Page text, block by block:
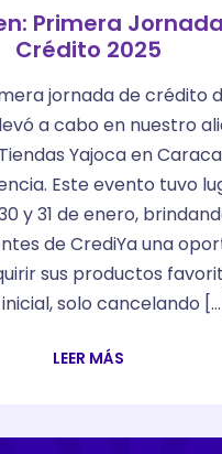
Primera
Crédito 2025
jornada de crédito
a cabo en nuestro
Yajoca en
Este evento tuvo
y 31 de enero,
de CrediYa una
sus productos
inicial, solo cancelando
LEER MÁS